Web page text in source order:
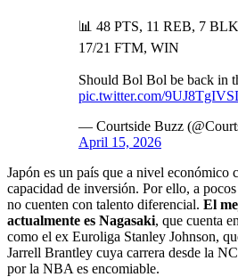
📊 48 PTS, 11 REB, 7
17/21 FTM, WIN
Should Bol Bol be back in
pic.twitter.com/
— Courtside Buzz
April 15, 2026
Japón es un país que a nivel económico
capacidad de inversión. Por ello, a
no cuenten con talento diferencial. El
actualmente es Nagasaki, que cuenta
como el ex Euroliga Stanley Johnson,
Jarrell Brantley cuya carrera desde la
por la NBA es encomiable.